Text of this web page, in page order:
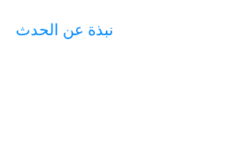
نبذة عن الحدث